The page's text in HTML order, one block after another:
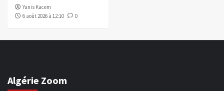
Yanis Kacem
6 août 2026 à 12:10
0
Algérie Zoom